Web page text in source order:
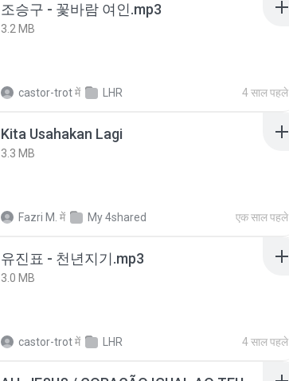
조승구 - 꽃바람 여인.mp3
3.2 MB
castor-trotमें LHR 4 साल पहले
Kita Usahakan Lagi
3.3 MB
Fazri M. में My 4shared एक साल पहले
유진표 - 천년지기.mp3
3.0 MB
castor-trotमें LHR 4 साल पहले